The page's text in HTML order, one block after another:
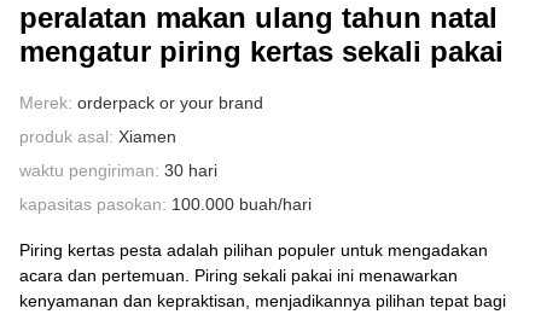
peralatan makan ulang tahun natal
mengatur piring kertas sekali pakai
Merek: orderpack or your brand
produk asal: Xiamen
waktu pengiriman: 30 hari
kapasitas pasokan: 100.000 buah/hari
Piring kertas pesta adalah pilihan populer untuk mengadakan
acara dan pertemuan. Piring sekali pakai ini menawarkan
kenyamanan dan kepraktisan, menjadikannya pilihan tepat bagi